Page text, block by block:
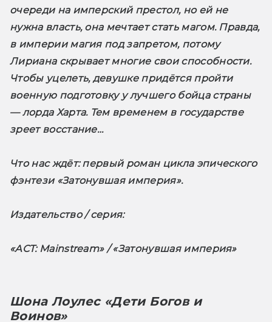
очереди на имперский престол, но ей не
нужна власть, она мечтает стать магом. Правда,
в империи магия под запретом, потому
Лириана скрывает многие свои способности.
Чтобы уцелеть, девушке придётся пройти
военную подготовку у лучшего бойца страны
— лорда Харта. Тем временем в государстве
зреет восстание…
Что нас ждёт: первый роман цикла эпического
фэнтези «Затонувшая империя».
Издательство / серия:
«АСТ: Mainstream» / «Затонувшая империя»
Шона Лоулес «Дети Богов и
Воинов»